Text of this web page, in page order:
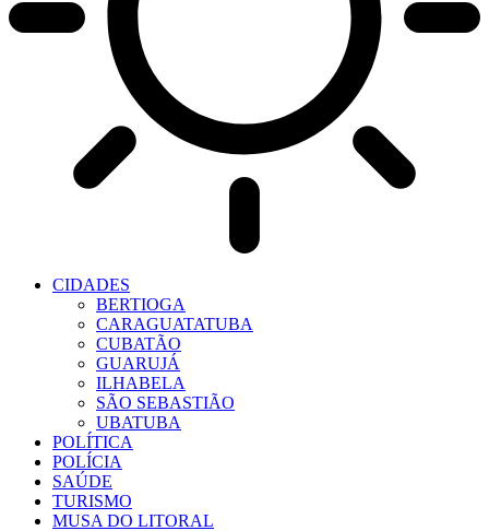
CIDADES
BERTIOGA
CARAGUATATUBA
CUBATÃO
GUARUJÁ
ILHABELA
SÃO SEBASTIÃO
UBATUBA
POLÍTICA
POLÍCIA
SAÚDE
TURISMO
MUSA DO LITORAL